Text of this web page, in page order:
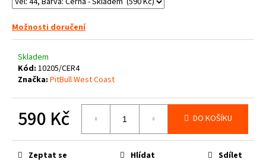
Možnosti doručení
Skladem
Kód: 10205/CER4
Značka: PitBull West Coast
590 Kč
cena:
DO KOŠÍKU
Zeptat se Hlídat Sdílet
D
o
p
u
u
m